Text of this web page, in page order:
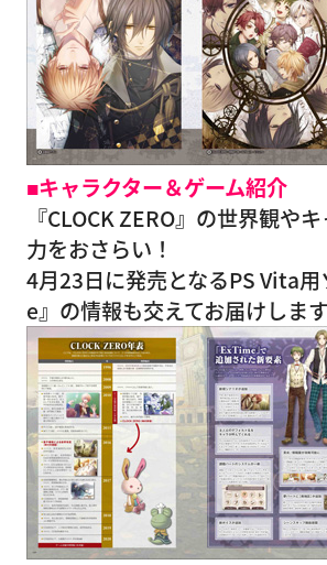
■キャラクター＆ゲーム紹介
『CLOCK ZERO』の世界観や
力をおさらい！
4月23日に発売となるPS Vita
e』の情報も交えてお届けします